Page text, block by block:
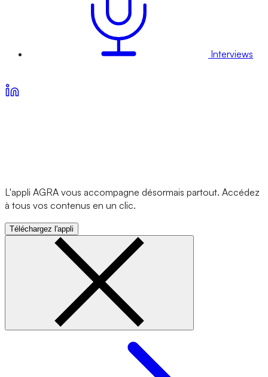
Interviews
L'appli AGRA vous accompagne désormais partout. Accédez
à tous vos contenus en un clic.
Téléchargez l'appli